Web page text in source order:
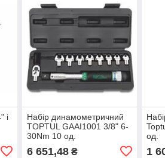
і
Набір динамометричний
TOPTUL GAAI1001 3/8" 6-
30Nm 10 од.
6 651,48₴
од.
1